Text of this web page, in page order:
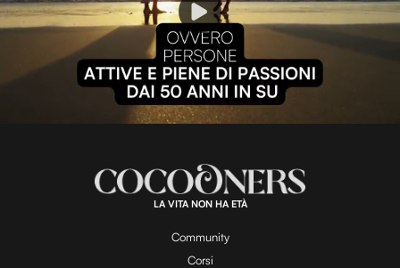
P
l
a
y
o
:
1
0
0
.
0
LA VITA NON HA ETÀ
Community
Corsi